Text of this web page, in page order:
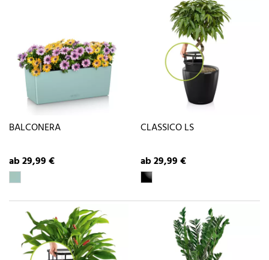
BALCONERA
ab 29,99 €
CLASSICO LS
ab 29,99 €